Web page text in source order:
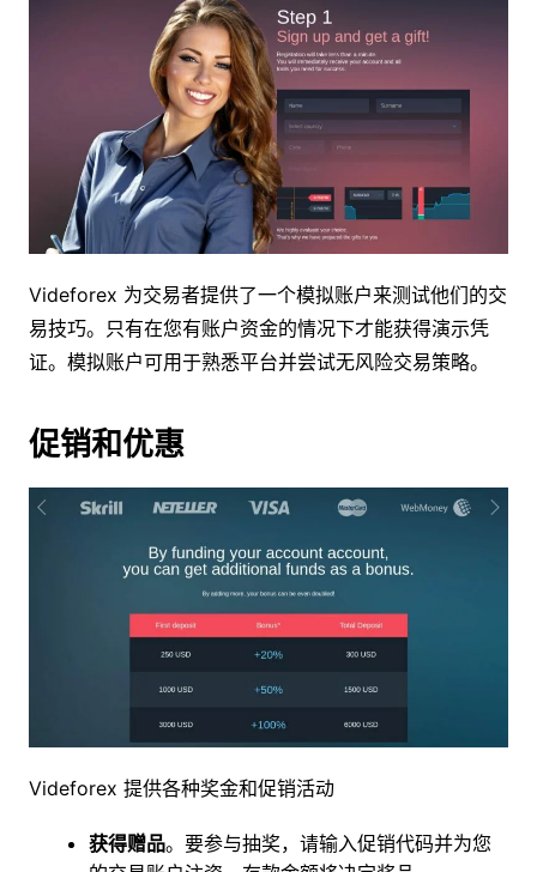
Videforex 为交易者提供了一个模拟账户来测试他们的交
易技巧。只有在您有账户资金的情况下才能获得演示凭
证。模拟账户可用于熟悉平台并尝试无风险交易策略。
促销和优惠
Videforex 提供各种奖金和促销活动
获得赠品。要参与抽奖，请输入促销代码并为您